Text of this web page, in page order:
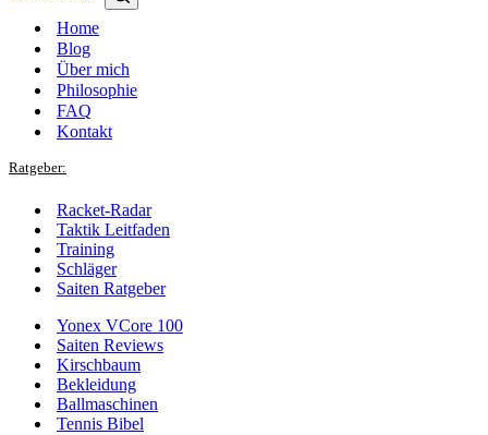
Home
Blog
Über mich
Philosophie
FAQ
Kontakt
Ratgeber:
Racket-Radar
Taktik Leitfaden
Training
Schläger
Saiten Ratgeber
Yonex VCore 100
Saiten Reviews
Kirschbaum
Bekleidung
Ballmaschinen
Tennis Bibel